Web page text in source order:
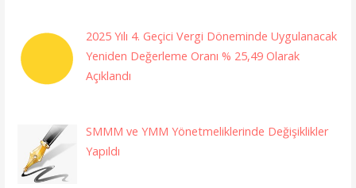
2025 Yılı 4. Geçici Vergi Döneminde Uygulanacak
Yeniden Değerleme Oranı % 25,49 Olarak
Açıklandı
SMMM ve YMM Yönetmeliklerinde Değişiklikler
Yapıldı